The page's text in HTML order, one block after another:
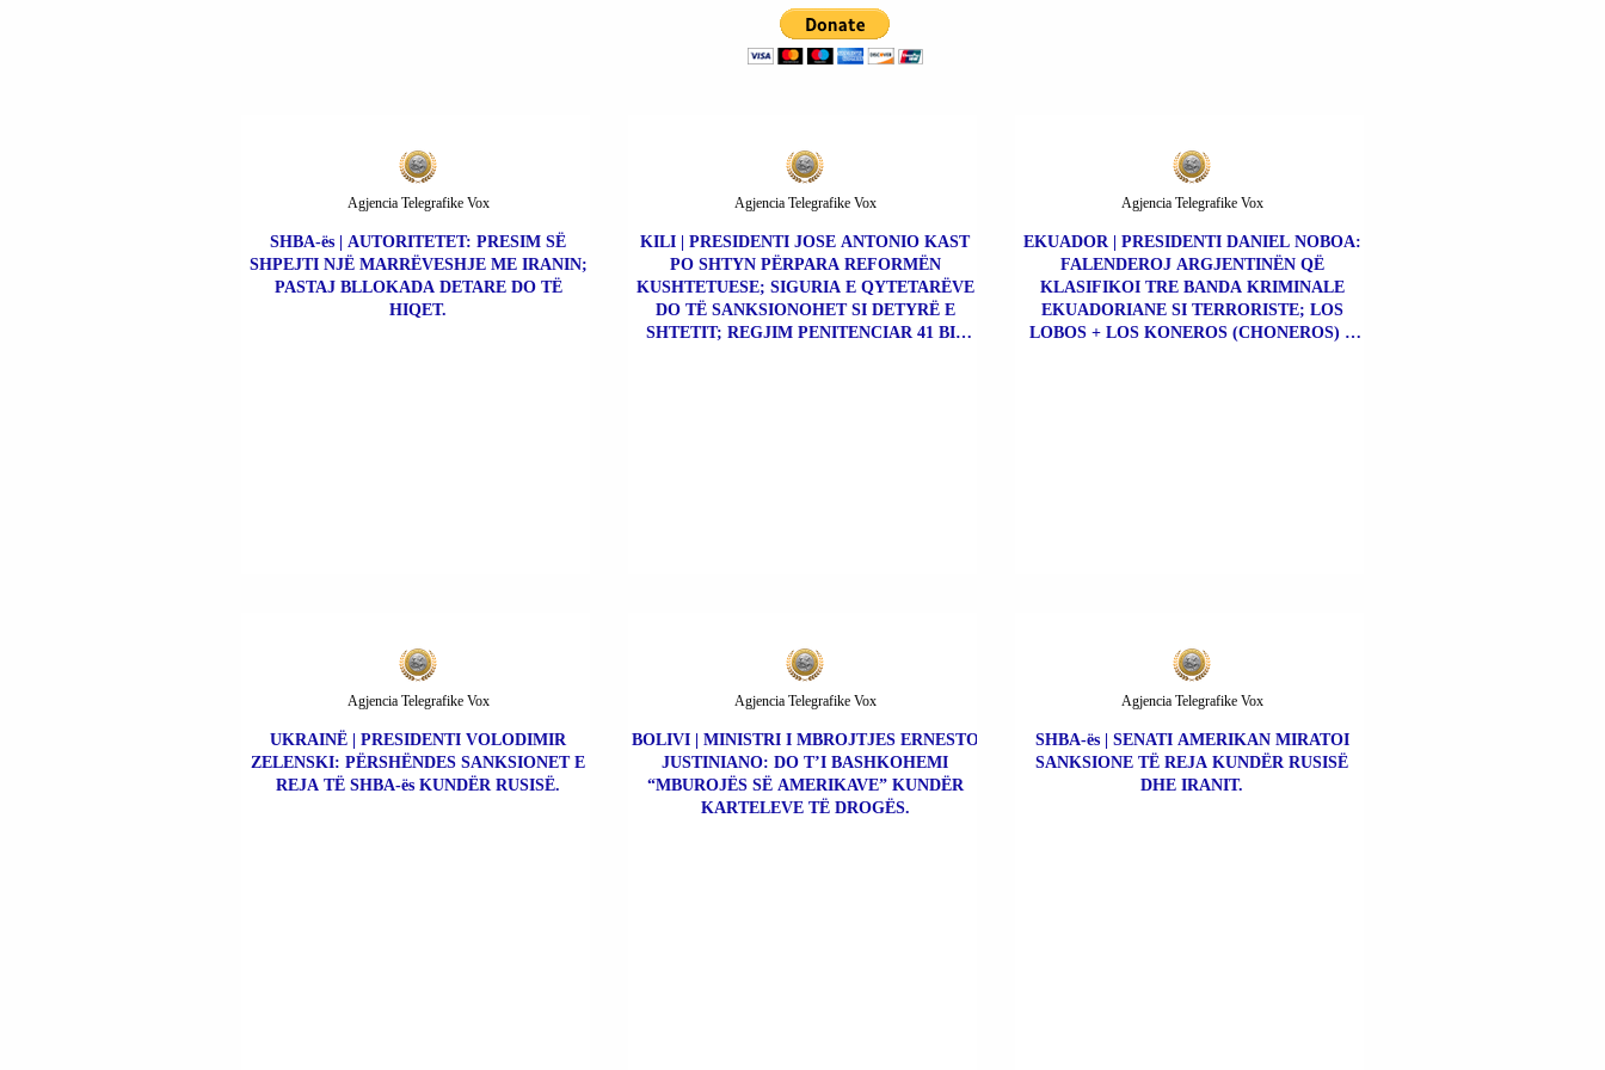
SHBA-ës | AUTORITETET: PRESIM SË
SHPEJTI NJË MARRËVESHJE ME IRANIN;
PASTAJ BLLOKADA DETARE DO TË
HIQET.
Agjencia Telegrafike Vox
KILI | PRESIDENTI JOSE ANTONIO KAST
PO SHTYN PËRPARA REFORMËN
KUSHTETUESE; SIGURIA E QYTETARËVE
DO TË SANKSIONOHET SI DETYRË E
SHTETIT; REGJIM PENITENCIAR 41 BIS
Agjencia Telegrafike Vox
EKUADOR | PRESIDENTI DANIEL NOBOA:
FALENDEROJ ARGJENTINËN QË
KLASIFIKOI TRE BANDA KRIMINALE
EKUADORIANE SI TERRORISTE; LOS
LOBOS + LOS KONEROS (CHONEROS) +
Agjencia Telegrafike Vox
UKRAINË | PRESIDENTI VOLODIMIR
ZELENSKI: PËRSHËNDES SANKSIONET E
REJA TË SHBA-ës KUNDËR RUSISË.
Agjencia Telegrafike Vox
BOLIVI | MINISTRI I MBROJTJES ERNESTO
JUSTINIANO: DO T’I BASHKOHEMI
“MBUROJËS SË AMERIKAVE” KUNDËR
KARTELEVE TË DROGËS.
Agjencia Telegrafike Vox
SHBA-ës | SENATI AMERIKAN MIRATOI
SANKSIONE TË REJA KUNDËR RUSISË
DHE IRANIT.
Agjencia Telegrafike Vox